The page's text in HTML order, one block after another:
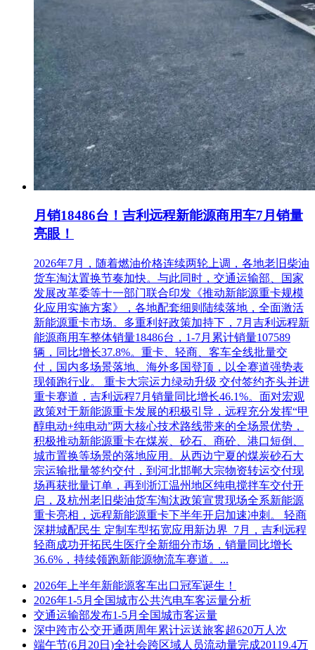
月销18486台！吉利远程新能源商用车7月销量
亮眼！
2026年7月，随着燃油价格连续两轮上调，各地老旧柴油
货车淘汰置换节奏加快。与此同时，交通运输部、国家
发展改革委等十一部门联合印发《推动新能源重卡规模
化应用实施方案》，各地配套细则陆续落地，全面激活
新能源重卡市场。多重利好政策加持下，7月吉利远程新
能源商用车整体销量18486台，1-7月累计销量107589
辆，同比增长37.8%。重卡、轻商、客车全线批量交
付，国内多场景落地、海外多国登顶，以全赛道强势表
现领跑行业。 重卡大宗运力绿动升级 交付签约齐头并进
重卡赛道，吉利远程7月销量同比增长46.1%。面对宏观
政策对于新能源重卡发展的积极引导，远程充分发挥“甲
醇电动+纯电动”两大核心技术路线带来的全场景优势，
积极推动新能源重卡在煤炭、砂石、商砼、港口短倒、
城市置换等场景的落地应用。从西边宁夏的煤炭砂石大
宗运输批量签约交付，到河北邯郸大宗物资转运交付现
场再获批量订单，再到浙江温州地区纯电搅拌车交付开
启，及杭州老旧柴油货车淘汰政策宣贯现场全系新能源
重卡亮相，远程新能源重卡下半年开启加速冲刺。 轻商
深耕城配民生 定制车型拓宽应用新边界 7月，吉利远程
轻商成功开拓民生医疗全新细分市场，销量同比增长
36.6%，持续领跑新能源物流车赛道。...
2026年上半年新能源客车出口冠军诞生！
2026年1-5月全国城市公共汽电车客运量分析
交通运输部发布1-5月全国城市客运量
深中跨市公交开通两周年累计运送旅客超620万人次
端午节(6月20日)全社会跨区域人员流动量完成20119.4万